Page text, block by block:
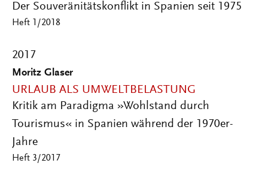
Der Souveränitätskonflikt in Spanien seit 1975
Heft 1/2018
2017
Moritz Glaser
URLAUB ALS UMWELTBELASTUNG
Kritik am Paradigma »Wohlstand durch
Tourismus« in Spanien während der 1970er-
Jahre
Heft 3/2017